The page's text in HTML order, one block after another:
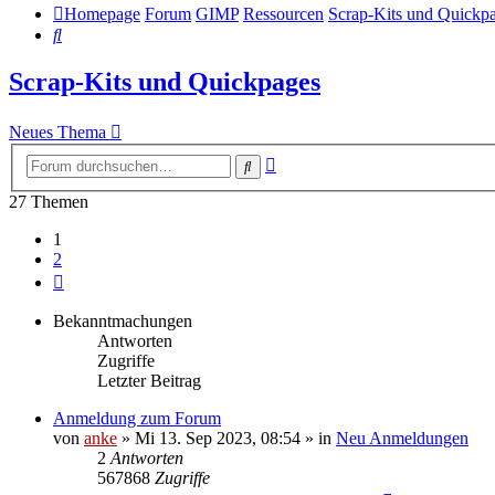
Homepage Forum GIMP Ressourcen Scrap-Kits und
Suche
Scrap-Kits und Quickpages
Neues Thema
Suche
27 Themen
1
2
Bekanntmachungen
Antworten
Zugriffe
Letzter Beitrag
Anmeldung zum Forum
von anke » Mi 13. Sep 2023, 08:54 » in Neu Anmeldungen
2 Antworten
567868 Zugriffe